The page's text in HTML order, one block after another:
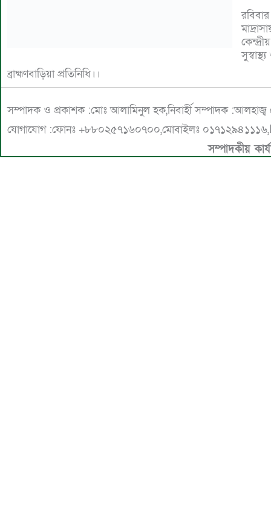
ব্রাহ্মণবাড়িয়া প্রতিনিধি।।
সম্পাদক ও প্রকাশক :মোঃ আলামিনুল হক,নিবার্হী সম্পাদক
যোগাযোগ :ফোনঃ +৮৮০২৫৭১৬০৭০০,মোবাইলঃ
সম্পাদকীয়